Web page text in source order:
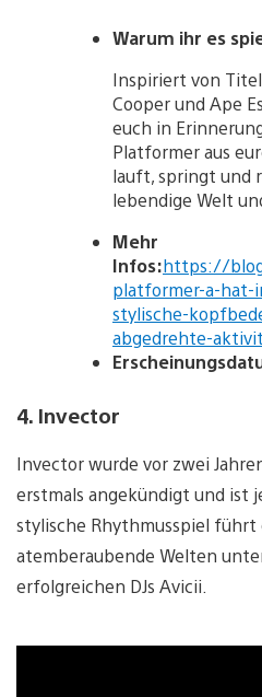
Warum ihr es
Inspiriert von
Cooper und Ape
euch in
Platformer aus
lauft, springt und
lebendige Welt
Mehr
Infos:https://
platformer-a-
stylische-
abgedrehte-
4. Invector
Invector wurde vor zwei
erstmals angekündigt und ist
stylische Rhythmusspiel führt
atemberaubende Welten
erfolgreichen DJs Avicii.